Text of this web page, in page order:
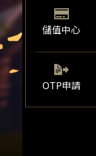
儲值中心
OTP申請